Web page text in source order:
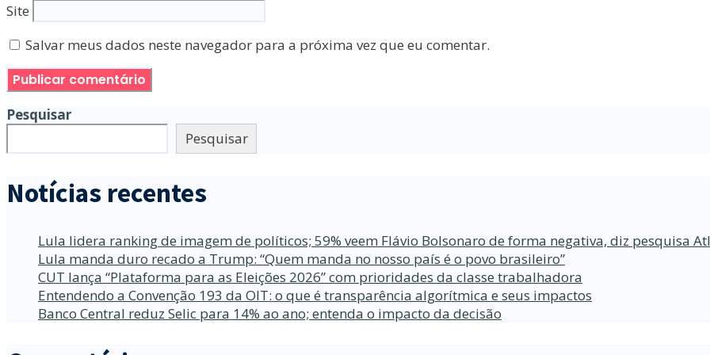
Site
Salvar meus dados neste navegador para a próxima vez que eu comentar.
Pesquisar
Pesquisar
Notícias recentes
Lula lidera ranking de imagem de políticos; 59% veem Flávio Bolsonaro de forma negativa, diz pesquisa
Lula manda duro recado a Trump: “Quem manda no nosso país é o povo brasileiro”
CUT lança “Plataforma para as Eleições 2026” com prioridades da classe trabalhadora
Entendendo a Convenção 193 da OIT: o que é transparência algorítmica e seus impactos
Banco Central reduz Selic para 14% ao ano; entenda o impacto da decisão